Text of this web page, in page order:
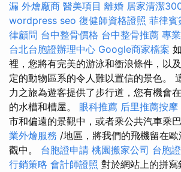
漏 外燴廠商 醫美項目 離婚 居家清潔
wordpress seo 復健師資格證照 菲律賓
律顧問 台中整骨價格 台中整骨推薦 專
台北台胞證辦理中心 Google商家檔案
裡，您將有完美的游泳和衝浪條件，以
定的動物區系的令人難以置信的景色。
力之旅為遊客提供了步行道，您有機會
的水槽和槽屋。 眼科推薦 后里推薦按摩
市和偏遠的景觀中，或者乘公共汽車乘
業外燴服務 /地區，將我們的飛機留在
觀中。 台胞證申請 桃園搬家公司 台胞證
行銷策略 會計師證照 對於網站上的拼